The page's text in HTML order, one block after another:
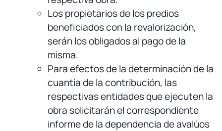
Los propietarios de los predios
beneficiados con la revalorización,
serán los obligados al pago de la
misma.
Para efectos de la determinación de la
cuantía de la contribución, las
respectivas entidades que ejecuten la
obra solicitarán el correspondiente
informe de la dependencia de avalúos